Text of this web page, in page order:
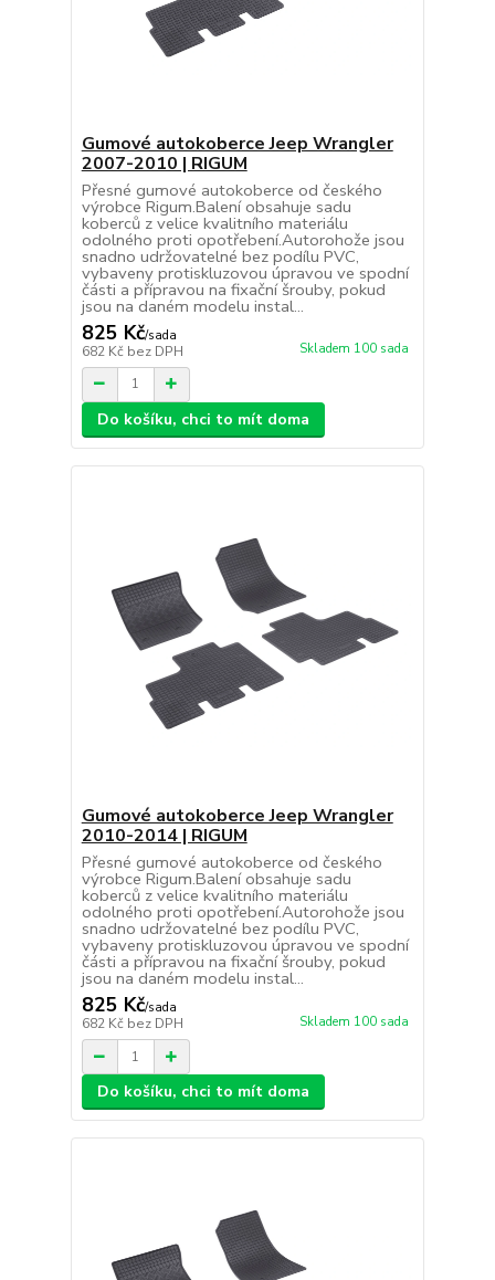
Gumové autokoberce Jeep Wrangler
2007-2010 | RIGUM
Přesné gumové autokoberce od českého
výrobce Rigum.Balení obsahuje sadu
koberců z velice kvalitního materiálu
odolného proti opotřebení.Autorohože jsou
snadno udržovatelné bez podílu PVC,
vybaveny protiskluzovou úpravou ve spodní
části a přípravou na fixační šrouby, pokud
jsou na daném modelu instal...
825 Kč/sada
682 Kč bez DPH Skladem 100 sada
Do košíku, chci to mít doma
Gumové autokoberce Jeep Wrangler
2010-2014 | RIGUM
Přesné gumové autokoberce od českého
výrobce Rigum.Balení obsahuje sadu
koberců z velice kvalitního materiálu
odolného proti opotřebení.Autorohože jsou
snadno udržovatelné bez podílu PVC,
vybaveny protiskluzovou úpravou ve spodní
části a přípravou na fixační šrouby, pokud
jsou na daném modelu instal...
825 Kč/sada
682 Kč bez DPH Skladem 100 sada
Do košíku, chci to mít doma